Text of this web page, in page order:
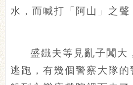
水，而喊打「阿山」之聲
盛鐵夫等見亂子闖大
逃跑，有幾個警察大隊